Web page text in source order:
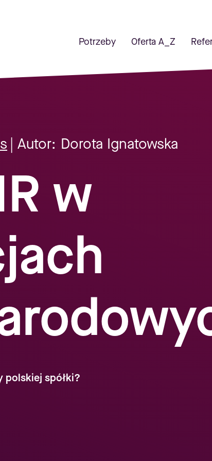
Potrzeby Oferta A_Z
| Autor: Dorota Ignatowska
w
polskiej spółki?